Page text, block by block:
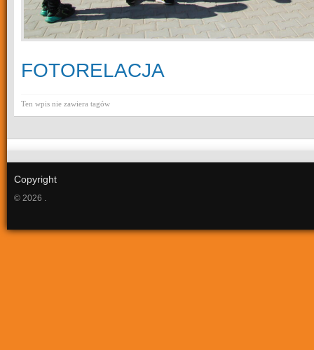
FOTORELACJA
Ten wpis nie zawiera tagów
Copyright
© 2026 .